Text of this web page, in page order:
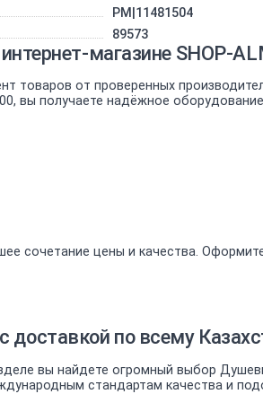
PM|11481504
89573
магазине SHOP-
товаров от проверенных
вы получаете надёжное
сочетание цены и качества.
по всему
вы найдете огромный выбор
стандартам качества и